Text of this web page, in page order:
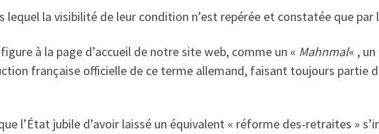
la visibilité de leur condition n’est repérée et constatée que par
à la page d’accueil de notre site web, comme un « Mahnmal« ,
française officielle de ce terme allemand, faisant toujours partie
l’État jubile d’avoir laissé un équivalent « réforme des-retraites »